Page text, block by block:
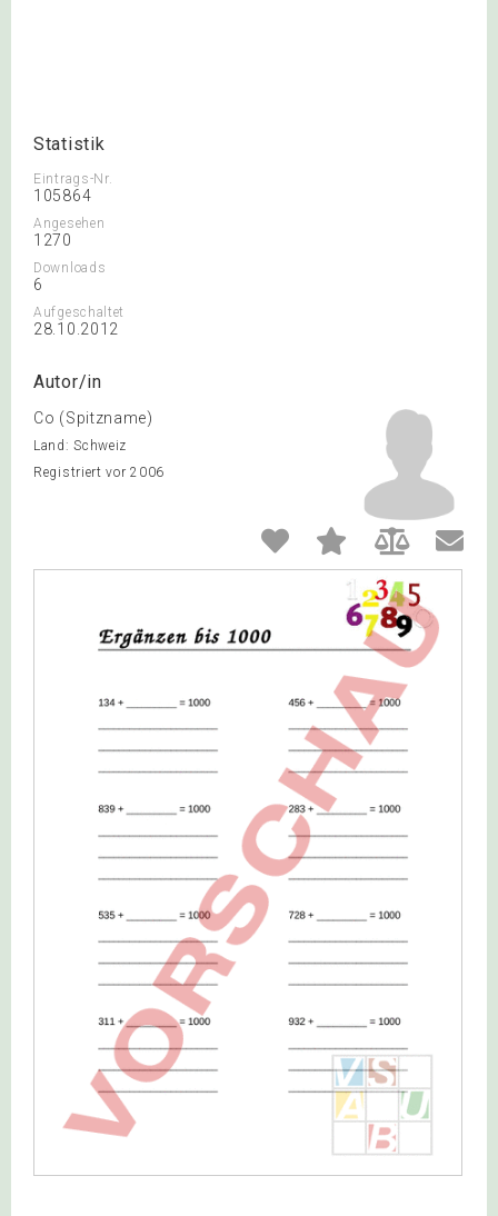
Statistik
Eintrags-Nr.
105864
Angesehen
1270
Downloads
6
Aufgeschaltet
28.10.2012
Autor/in
Co (Spitzname)
Land: Schweiz
Registriert vor 2006